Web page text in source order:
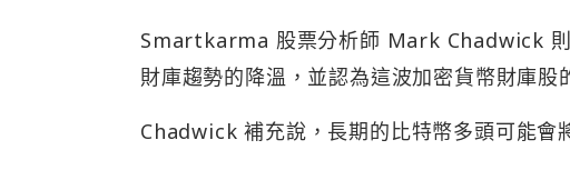
Smartkarma 股票分析師 Mark Chadwick
財庫趨勢的降溫，並認為這波加密貨幣財庫股
Chadwick 補充說，長期的比特幣多頭可能